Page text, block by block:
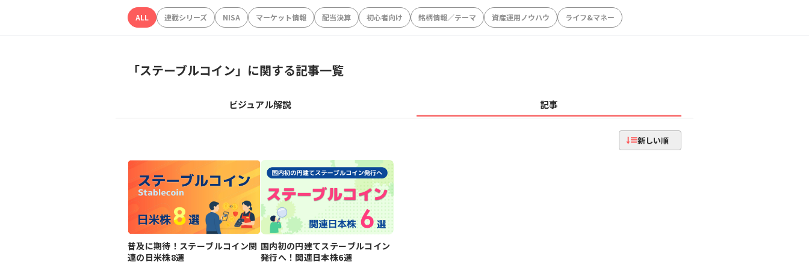
ALL 連載シリーズ NISA マーケット情報 配当決算 初心者向け 銘柄情報／テーマ 資産運用ノウハウ ライフ&マネー
「ステーブルコイン」に関する記事一覧
ビジュアル解説 記事
新しい順
普及に期待！ステーブルコイン関
連の日米株8選
国内初の円建てステーブルコイン
発行へ！関連日本株6選